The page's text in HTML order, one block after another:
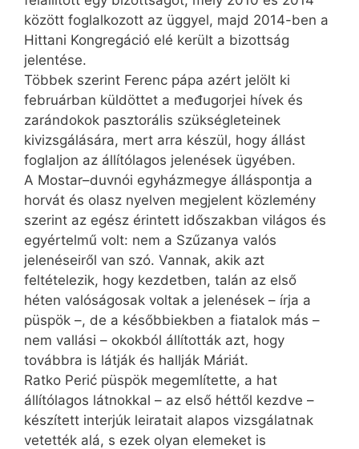
között foglalkozott az üggyel, majd 2014-ben a
Hittani Kongregáció elé került a bizottság
jelentése.
Többek szerint Ferenc pápa azért jelölt ki
februárban küldöttet a međugorjei hívek és
zarándokok pasztorális szükségleteinek
kivizsgálására, mert arra készül, hogy állást
foglaljon az állítólagos jelenések ügyében.
A Mostar–duvnói egyházmegye álláspontja a
horvát és olasz nyelven megjelent közlemény
szerint az egész érintett időszakban világos és
egyértelmű volt: nem a Szűzanya valós
jelenéseiről van szó. Vannak, akik azt
feltételezik, hogy kezdetben, talán az első
héten valóságosak voltak a jelenések – írja a
püspök –, de a későbbiekben a fiatalok más –
nem vallási – okokból állították azt, hogy
továbbra is látják és hallják Máriát.
Ratko Perić püspök megemlítette, a hat
állítólagos látnokkal – az első héttől kezdve –
készített interjúk leiratait alapos vizsgálatnak
vetették alá, s ezek olyan elemeket is